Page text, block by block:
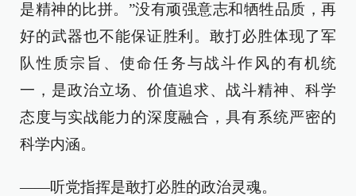
是精神的比拼。”没有顽强意志和牺牲品质，再
好的武器也不能保证胜利。敢打必胜体现了军
队性质宗旨、使命任务与战斗作风的有机统
一，是政治立场、价值追求、战斗精神、科学
态度与实战能力的深度融合，具有系统严密的
科学内涵。
——听党指挥是敢打必胜的政治灵魂。